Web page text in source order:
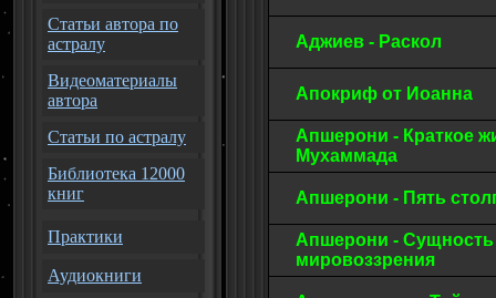
Статьи автора по
астралу
Видеоматериалы
автора
Статьи по астралу
Библиотека 12000
книг
Практики
Аудиокниги
Аджиев - Раскол
Апокриф от Иоанна
Апшерони - Краткое
Мухаммада
Апшерони - Пять
Апшерони - Сущность
мировоззрения